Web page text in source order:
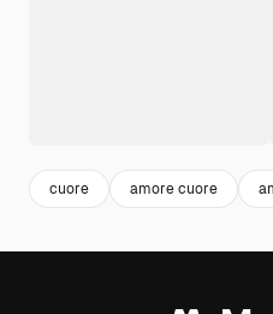
cuore amore cuore